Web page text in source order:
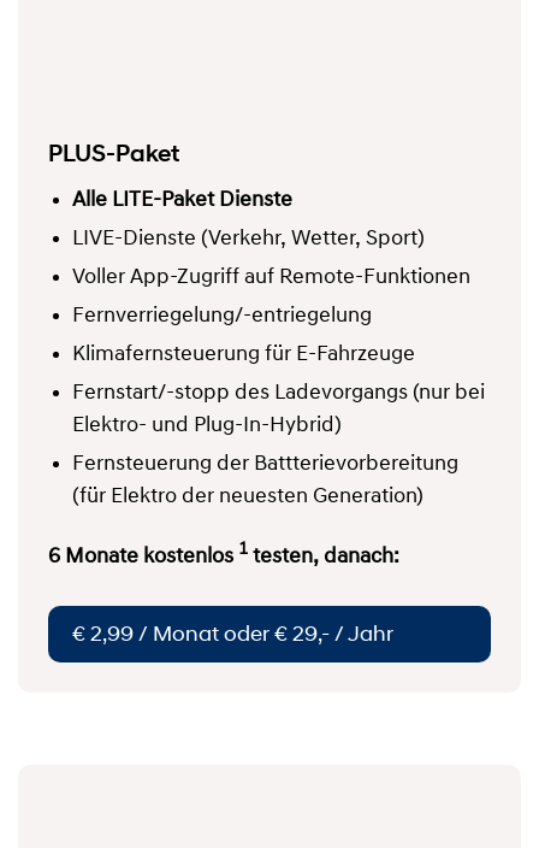
PLUS-Paket
Alle LITE-Paket Dienste
LIVE-Dienste (Verkehr, Wetter, Sport)
Voller App-Zugriff auf Remote-Funktionen
Fernverriegelung/-entriegelung
Klimafernsteuerung für E-Fahrzeuge
Fernstart/-stopp des Ladevorgangs (nur bei
Elektro- und Plug-In-Hybrid)
Fernsteuerung der Battterievorbereitung
(für Elektro der neuesten Generation)
6 Monate kostenlos 1 testen, danach:
€ 2,99 / Monat oder € 29,- / Jahr